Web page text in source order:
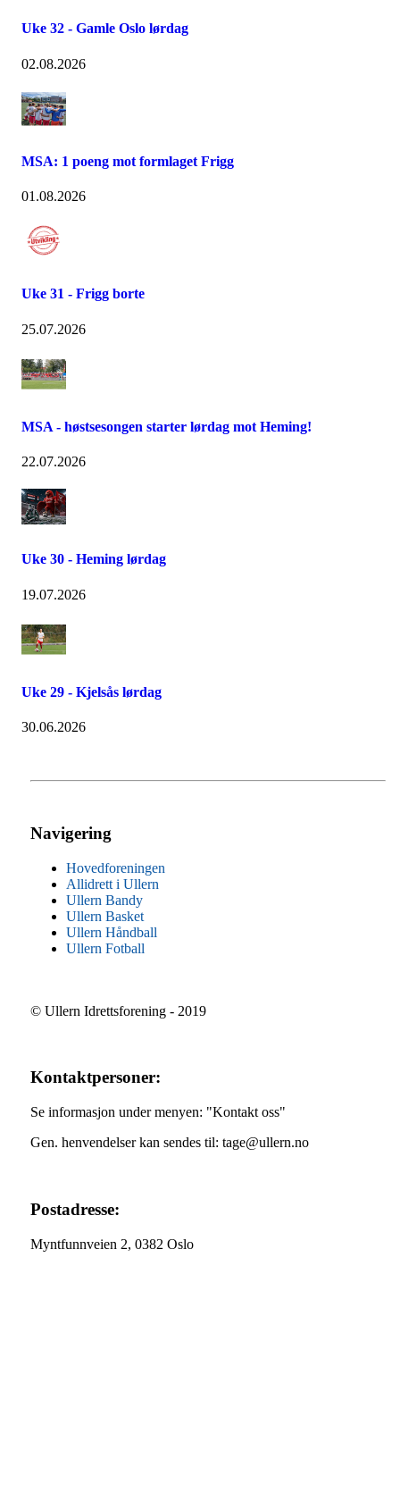
Uke 32 - Gamle Oslo lørdag
02.08.2026
MSA: 1 poeng mot formlaget Frigg
01.08.2026
Uke 31 - Frigg borte
25.07.2026
MSA - høstsesongen starter lørdag mot Heming!
22.07.2026
Uke 30 - Heming lørdag
19.07.2026
Uke 29 - Kjelsås lørdag
30.06.2026
Navigering
Hovedforeningen
Allidrett i Ullern
Ullern Bandy
Ullern Basket
Ullern Håndball
Ullern Fotball
© Ullern Idrettsforening - 2019
Kontaktpersoner:
Se informasjon under menyen: "Kontakt oss"
Gen. henvendelser kan sendes til: tage@ullern.no
Postadresse:
Myntfunnveien 2, 0382 Oslo